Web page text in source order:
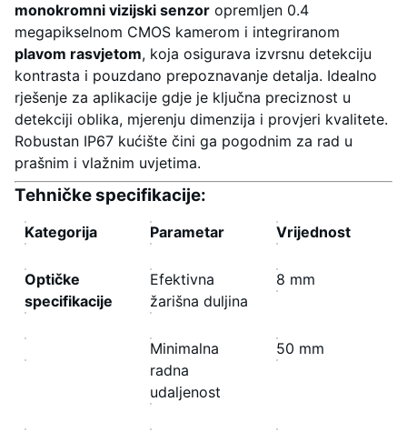
monokromni vizijski senzor opremljen 0.4
megapikselnom CMOS kamerom i integriranom
plavom rasvjetom, koja osigurava izvrsnu detekciju
kontrasta i pouzdano prepoznavanje detalja. Idealno
rješenje za aplikacije gdje je ključna preciznost u
detekciji oblika, mjerenju dimenzija i provjeri kvalitete.
Robustan IP67 kućište čini ga pogodnim za rad u
prašnim i vlažnim uvjetima.
Tehničke specifikacije:
Kategorija Parametar Vrijednost
Optičke
specifikacije
Efektivna
žarišna duljina
8 mm
Minimalna
radna
udaljenost
50 mm